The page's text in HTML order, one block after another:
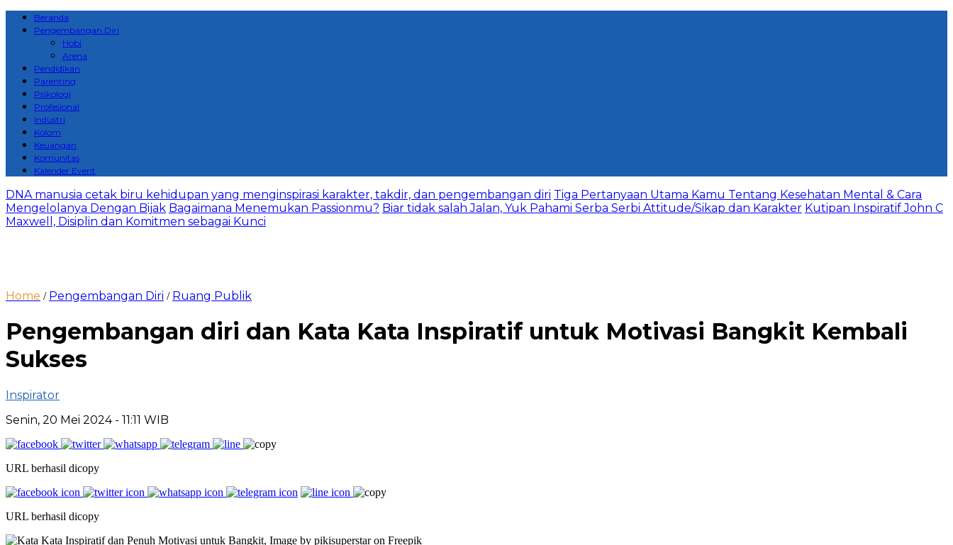
Beranda
Pengembangan Diri
Hobi
Arena
Pendidikan
Parenting
Psikologi
Profesional
Industri
Kolom
Keuangan
Komunitas
Kalender Event
DNA manusia cetak biru kehidupan yang menginspirasi karakter, takdir, dan pengembangan diri Tiga Pertanyaan Utama Kamu Tentang Kesehatan Mental & Cara
Mengelolanya Dengan Bijak Bagaimana Menemukan Passionmu? Biar tidak salah Jalan, Yuk Pahami Serba Serbi Attitude/Sikap dan Karakter Kutipan Inspiratif John C
Maxwell, Disiplin dan Komitmen sebagai Kunci
Home / Pengembangan Diri / Ruang Publik
Pengembangan diri dan Kata Kata Inspiratif untuk Motivasi Bangkit Kembali
Sukses
Inspirator
Senin, 20 Mei 2024 - 11:11 WIB
URL berhasil dicopy
URL berhasil dicopy